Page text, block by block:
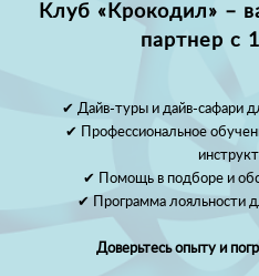
Клуб «Крокодил» –
партнер с
✔ Дайв-туры и дайв-сафари
✔ Профессиональное
✔ Помощь в подборе и
✔ Программа лояльности
Доверьтесь опыту и